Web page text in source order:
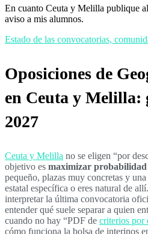
En cuanto Ceuta y Melilla publique
aviso a mis alumnos.
Estado de las convocatorias,
Oposiciones de
en Ceuta y Melilla:
2027
Ceuta y Melilla no se eligen “por
objetivo es maximizar
pequeño, plazas muy concretas y
estatal específica o eres natural de
interpretar la última convocatoria
entender qué suele separar a quien
cuando no hay “PDF de criterios por
cómo funciona la bolsa de interinos